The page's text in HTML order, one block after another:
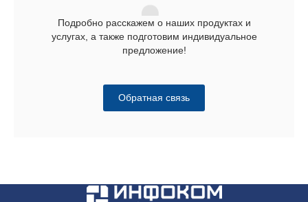
Подробно расскажем о наших продуктах и
услугах, а также подготовим индивидуальное
предложение!
Обратная связь